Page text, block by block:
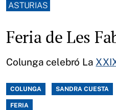
ASTURIAS
Feria de Les
Colunga celebró La
COLUNGA SANDRA CUESTA
FERIA